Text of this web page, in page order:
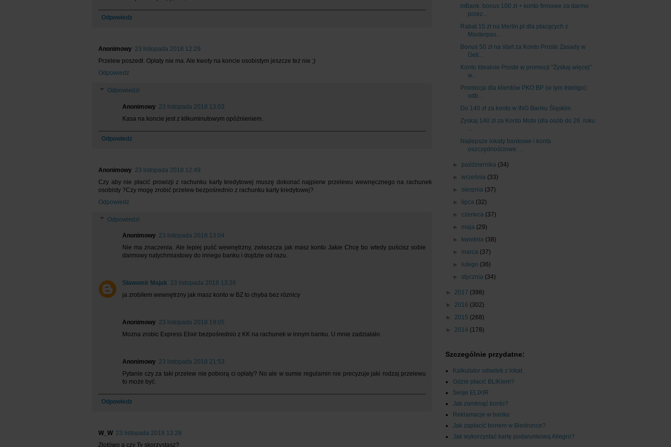
Odpowiedz
Anonimowy 23 listopada 2018 12:29
Przelew poszedł. Opłaty nie ma. Ale kwoty na koncie osobistym jeszcze też nie ;)
Odpowiedz
Odpowiedzi
Anonimowy 23 listopada 2018 13:03
Kasa na koncie jest z kilkuminutowym opóźnieniem.
Odpowiedz
Anonimowy 23 listopada 2018 12:49
Czy aby nie płacić prowizji z rachunku karty kredytowej muszę dokonać najpierw przelewu wewnęcznego na rachunek
osobisty ?Czy mogę zrobić przelew bezpośrednio z rachunku karty kredytowej?
Odpowiedz
Odpowiedzi
Anonimowy 23 listopada 2018 13:04
Nie ma znaczenia. Ale lepiej puść wewnętrzny, zwłaszcza jak masz konto Jakie Chcę bo wtedy puścisz sobie
darmowy natychmiastowy do innego banku i dojdzie od razu.
Sławomir Majak 23 listopada 2018 13:26
ja zrobiłem wewnętrzny jak masz konto w BZ to chyba bez róznicy
Anonimowy 23 listopada 2018 19:05
Mozna zrobic Express Elixir bezpośrednio z KK na rachunek w innym banku. U mnie zadziałało.
Anonimowy 23 listopada 2018 21:53
Pytanie czy za taki przelew nie pobiorą ci opłaty? No ale w sumie regulamin nie precyzuje jaki rodzaj przelewu
to może być.
Odpowiedz
W_W 23 listopada 2018 13:28
Złotówo a czy Ty skorzystasz?
mBank: bonus 100 zł + konto firmowe za darmo
przez...
Rabat 15 zł na Merlin.pl dla płacących z
Masterpas...
Bonus 50 zł na start za Konto Proste Zasady w
Geti...
Konto Idealnie Proste w promocji "Zyskaj więcej"
w...
Promocja dla klientów PKO BP (w tym Inteligo):
odb...
Do 140 zł za konto w ING Banku Śląskim
Zyskaj 140 zł za Konto Mobi (dla osób do 26. roku
...
Najlepsze lokaty bankowe i konta
oszczędnościowe: ...
► października (34)
►września (33)
► sierpnia (37)
►
lipca (32)
►czerwca (37)
► maja (29)
►
kwietnia (38)
► marca (37)
►
lutego (36)
► stycznia (34)
► 2017 (398)
► 2016 (302)
► 2015 (268)
► 2014 (178)
Szczególnie przydatne:
Kalkulator odsetek z lokat
Gdzie płacić BLIKiem?
Sesje ELIXIR
Jak zamknąć konto?
Reklamacje w banku
Jak zapłacić bonem w Biedronce?
Jak wykorzystać kartę podarunkową Allegro?